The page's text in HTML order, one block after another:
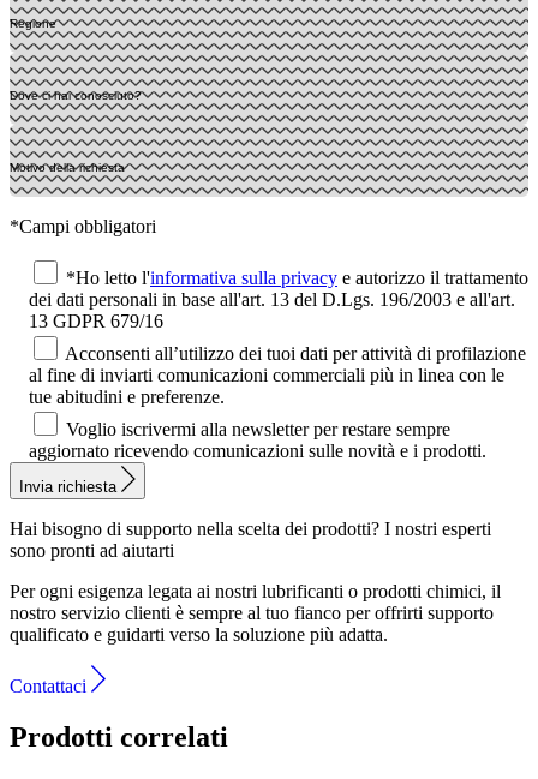
*Campi obbligatori
*Ho letto l'informativa sulla privacy e autorizzo il trattamento
dei dati personali in base all'art. 13 del D.Lgs. 196/2003 e all'art.
13 GDPR 679/16
Acconsenti all’utilizzo dei tuoi dati per attività di profilazione
al fine di inviarti comunicazioni commerciali più in linea con le
tue abitudini e preferenze.
Voglio iscrivermi alla newsletter per restare sempre
aggiornato ricevendo comunicazioni sulle novità e i prodotti.
Invia richiesta
Hai bisogno di supporto nella scelta dei prodotti? I nostri esperti
sono pronti ad aiutarti
Per ogni esigenza legata ai nostri lubrificanti o prodotti chimici, il
nostro servizio clienti è sempre al tuo fianco per offrirti supporto
qualificato e guidarti verso la soluzione più adatta.
Contattaci
Prodotti correlati